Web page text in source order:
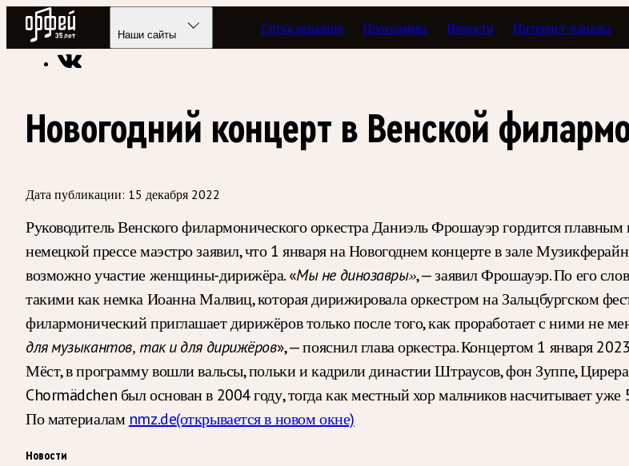
Радио Орфей
Наши сайты Сетка вещания Программы Новости Интернет-каналы
Радио классической музыки «Орфей» Новости
Новогодний концерт в Венской
Дата публикации: 15 декабря 2022
Руководитель Венского филармонического оркестра Даниэль Фрошауэр гордится
немецкой прессе маэстро заявил, что 1 января на Новогоднем концерте в зале
возможно участие женщины-дирижёра. «Мы не динозавры», — заявил Фрошауэр. По его
такими как немка Иоанна Малвиц, которая дирижировала оркестром на Зальцбургском
филармонический приглашает дирижёров только после того, как проработает с ними не
для музыкантов, так и для дирижёров», — пояснил глава оркестра. Концертом 1 января
Мёст, в программу вошли вальсы, польки и кадрили династии Штраусов, фон Зуппе,
Chormädchen был основан в 2004 году, тогда как местный хор мальчиков насчитывает уже
По материалам nmz.de(открывается в новом окне)
Новости